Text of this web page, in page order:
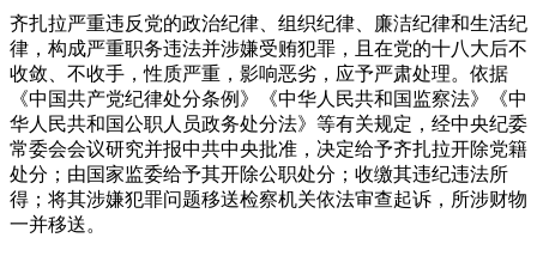
齐扎拉严重违反党的政治纪律、组织纪律、廉洁纪律和生活纪
律，构成严重职务违法并涉嫌受贿犯罪，且在党的十八大后不
收敛、不收手，性质严重，影响恶劣，应予严肃处理。依据
《中国共产党纪律处分条例》《中华人民共和国监察法》《中
华人民共和国公职人员政务处分法》等有关规定，经中央纪委
常委会会议研究并报中共中央批准，决定给予齐扎拉开除党籍
处分；由国家监委给予其开除公职处分；收缴其违纪违法所
得；将其涉嫌犯罪问题移送检察机关依法审查起诉，所涉财物
一并移送。